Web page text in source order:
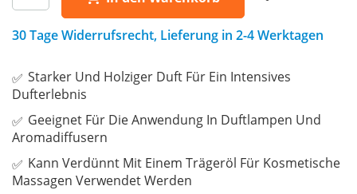
List
30 Tage Widerrufsrecht, Lieferung in 2-4 Werktagen
Starker Und Holziger Duft Für Ein Intensives
Dufterlebnis
Geeignet Für Die Anwendung In Duftlampen Und
Aromadiffusern
Kann Verdünnt Mit Einem Trägeröl Für Kosmetische
Massagen Verwendet Werden